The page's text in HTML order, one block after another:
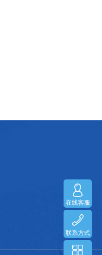
在线客服
联系方式